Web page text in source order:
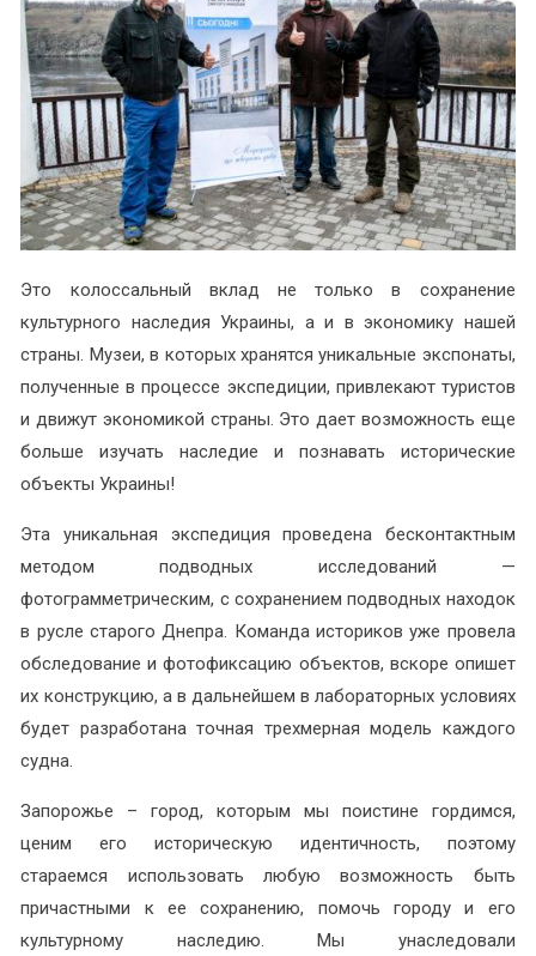
Это колоссальный вклад не только в сохранение
культурного наследия Украины, а и в экономику нашей
страны. Музеи, в которых хранятся уникальные экспонаты,
полученные в процессе экспедиции, привлекают туристов
и движут экономикой страны. Это дает возможность еще
больше изучать наследие и познавать исторические
объекты Украины!
Эта уникальная экспедиция проведена бесконтактным
методом подводных исследований —
фотограмметрическим, с сохранением подводных находок
в русле старого Днепра. Команда историков уже провела
обследование и фотофиксацию объектов, вскоре опишет
их конструкцию, а в дальнейшем в лабораторных условиях
будет разработана точная трехмерная модель каждого
судна.
Запорожье – город, которым мы поистине гордимся,
ценим его историческую идентичность, поэтому
стараемся использовать любую возможность быть
причастными к ее сохранению, помочь городу и его
культурному наследию. Мы унаследовали